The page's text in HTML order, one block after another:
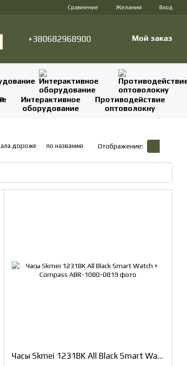
Сравнение Желания Вход
+380682968900 Мой заказ
Интерактивное
оборудование
Противодействие
оптоволокну
дороже по названию Отображение:
Часы Skmei 1231BK All Black Smart Watch + Compass